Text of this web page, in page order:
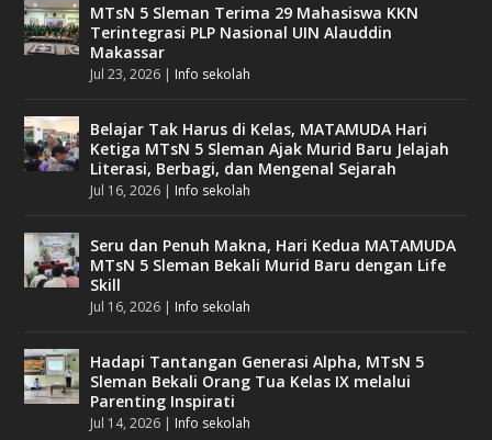
MTsN 5 Sleman Terima 29 Mahasiswa KKN
Terintegrasi PLP Nasional UIN Alauddin
Makassar
Jul 23, 2026 | Info sekolah
Belajar Tak Harus di Kelas, MATAMUDA Hari
Ketiga MTsN 5 Sleman Ajak Murid Baru Jelajah
Literasi, Berbagi, dan Mengenal Sejarah
Jul 16, 2026 | Info sekolah
Seru dan Penuh Makna, Hari Kedua MATAMUDA
MTsN 5 Sleman Bekali Murid Baru dengan Life
Skill
Jul 16, 2026 | Info sekolah
Hadapi Tantangan Generasi Alpha, MTsN 5
Sleman Bekali Orang Tua Kelas IX melalui
Parenting Inspirati
Jul 14, 2026 | Info sekolah